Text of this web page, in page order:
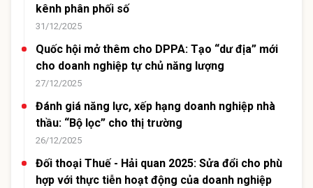
kênh phân phối số
31/12/2025
Quốc hội mở thêm cho DPPA: Tạo “dư địa” mới
cho doanh nghiệp tự chủ năng lượng
27/12/2025
Đánh giá năng lực, xếp hạng doanh nghiệp nhà
thầu: “Bộ lọc” cho thị trường
26/12/2025
Đối thoại Thuế - Hải quan 2025: Sửa đổi cho phù
hợp với thực tiễn hoạt động của doanh nghiệp